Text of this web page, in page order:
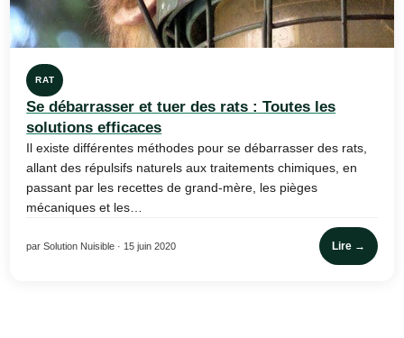
RAT
Se débarrasser et tuer des rats : Toutes les
solutions efficaces
Il existe différentes méthodes pour se débarrasser des rats,
allant des répulsifs naturels aux traitements chimiques, en
passant par les recettes de grand-mère, les pièges
mécaniques et les…
par Solution Nuisible · 15 juin 2020 Lire →